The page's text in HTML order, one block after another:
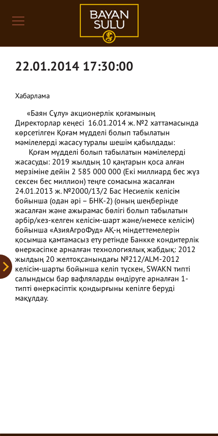
22.01.2014 17:30:00
Хабарлама
«Баян Сұлу» акционерлік қоғамының
Директорлар кеңесі 16.01.2014 ж. №2 хаттамасында
көрсетілген Қоғам мүдделі болып табылатын
мәмілелерді жасасу туралы шешім қабылдады:
Қоғам мүдделі болып табылатын мәмілелерді
жасасуды: 2019 жылдың 10 қаңтарын қоса алған
мерзіміне дейін 2 585 000 000 (Екі миллиард бес жүз
сексен бес миллион) теңге сомасына жасалған
24.01.2013 ж. №2000/13/2 Бас Несиелік келісім
бойынша (одан әрі – БНК-2) (оның шеңберінде
жасалған және ажырамас бөлігі болып табылатын
әрбір/кез-келген келісім-шарт және/немесе келісім)
бойынша «АзияАгроФуд» АҚ-ң міндеттемелерін
қосымша қамтамасыз ету ретінде Банкке кондитерлік
өнеркәсіпке арналған технологиялық жабдық: 2012
жылдың 20 желтоқсанындағы №212/ALM-2012
келісім-шарты бойынша келіп түскен, SWAKN типті
салындысы бар вафляларды өндіруге арналған 1-
типті өнеркәсіптік қондырғыны кепілге беруді
мақұлдау.